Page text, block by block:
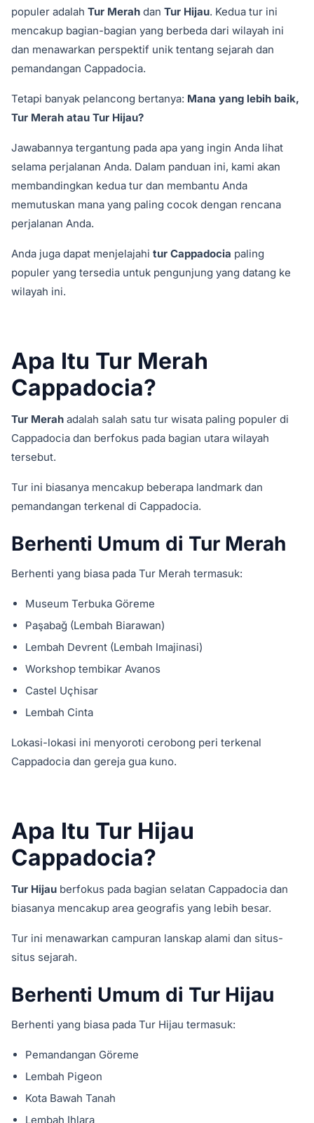
populer adalah Tur Merah dan Tur Hijau. Kedua tur ini
mencakup bagian-bagian yang berbeda dari wilayah ini
dan menawarkan perspektif unik tentang sejarah dan
pemandangan Cappadocia.
Tetapi banyak pelancong bertanya: Mana yang lebih baik,
Tur Merah atau Tur Hijau?
Jawabannya tergantung pada apa yang ingin Anda lihat
selama perjalanan Anda. Dalam panduan ini, kami akan
membandingkan kedua tur dan membantu Anda
memutuskan mana yang paling cocok dengan rencana
perjalanan Anda.
Anda juga dapat menjelajahi tur Cappadocia paling
populer yang tersedia untuk pengunjung yang datang ke
wilayah ini.
Apa Itu Tur Merah
Cappadocia?
Tur Merah adalah salah satu tur wisata paling populer di
Cappadocia dan berfokus pada bagian utara wilayah
tersebut.
Tur ini biasanya mencakup beberapa landmark dan
pemandangan terkenal di Cappadocia.
Berhenti Umum di Tur Merah
Berhenti yang biasa pada Tur Merah termasuk:
Museum Terbuka Göreme
Paşabağ (Lembah Biarawan)
Lembah Devrent (Lembah Imajinasi)
Workshop tembikar Avanos
Castel Uçhisar
Lembah Cinta
Lokasi-lokasi ini menyoroti cerobong peri terkenal
Cappadocia dan gereja gua kuno.
Apa Itu Tur Hijau
Cappadocia?
Tur Hijau berfokus pada bagian selatan Cappadocia dan
biasanya mencakup area geografis yang lebih besar.
Tur ini menawarkan campuran lanskap alami dan situs-
situs sejarah.
Berhenti Umum di Tur Hijau
Berhenti yang biasa pada Tur Hijau termasuk:
Pemandangan Göreme
Lembah Pigeon
Kota Bawah Tanah
Lembah Ihlara